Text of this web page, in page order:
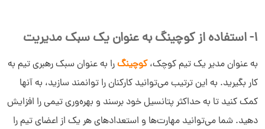
1- استفاده از کوچینگ به عنوان یک سبک مدیریت
به عنوان مدیر یک تیم کوچک،کوچینگرا به عنوان سبک رهبری تیم به
کار بگیرید. به این ترتیب می‌توانید کارکنان را توانمند سازید، به آنها
کمک کنید تا به حداکثر پتانسیل خود برسند و بهره‌وری تیمی را افزایش
دهید. شما می‌توانید مهارت‌ها و استعدادهای هر یک از اعضای تیم را